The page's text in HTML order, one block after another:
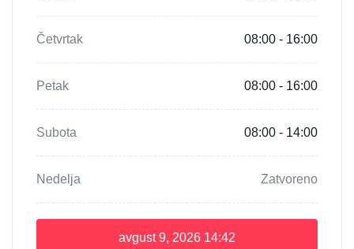
Četvrtak 08:00 - 16:00
Petak 08:00 - 16:00
Subota 08:00 - 14:00
Nedelja Zatvoreno
avgust 9, 2026 14:42